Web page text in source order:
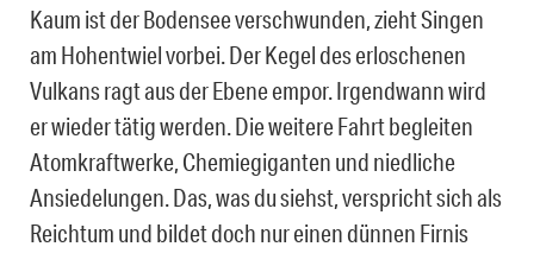
Kaum ist der Bodensee verschwunden, zieht Singen
am Hohentwiel vorbei. Der Kegel des erloschenen
Vulkans ragt aus der Ebene empor. Irgendwann wird
er wieder tätig werden. Die weitere Fahrt begleiten
Atomkraftwerke, Chemiegiganten und niedliche
Ansiedelungen. Das, was du siehst, verspricht sich als
Reichtum und bildet doch nur einen dünnen Firnis